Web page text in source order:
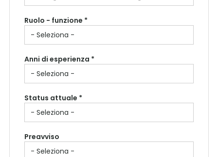
Ruolo - funzione *
Anni di esperienza *
Status attuale *
Preavviso